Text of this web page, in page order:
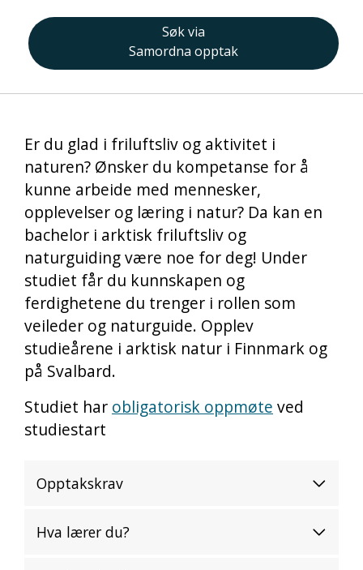
Søk via
Samordna opptak
Er du glad i friluftsliv og aktivitet i
naturen? Ønsker du kompetanse for å
kunne arbeide med mennesker,
opplevelser og læring i natur? Da kan en
bachelor i arktisk friluftsliv og
naturguiding være noe for deg! Under
studiet får du kunnskapen og
ferdighetene du trenger i rollen som
veileder og naturguide. Opplev
studieårene i arktisk natur i Finnmark og
på Svalbard.
Studiet har obligatorisk oppmøte ved
studiestart
Opptakskrav
Hva lærer du?